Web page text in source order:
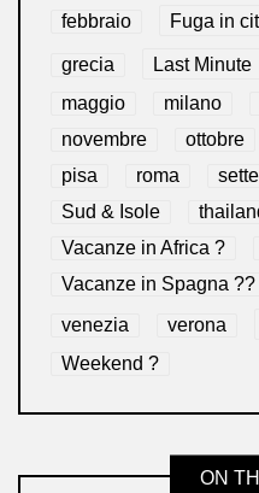
febbraio Fuga in
grecia Last Minute
maggio
milano
novembre
ottobre
pisa
roma
Sud & Isole
Vacanze in Africa ?
Vacanze in Spagna ??
venezia verona
Weekend ?
ON